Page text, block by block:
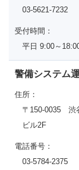
03-5621-7232
受付時間：
平日 9:00～
警備システム
住所：
〒150-0035 渋
ビル2F
電話番号：
03-5784-2375